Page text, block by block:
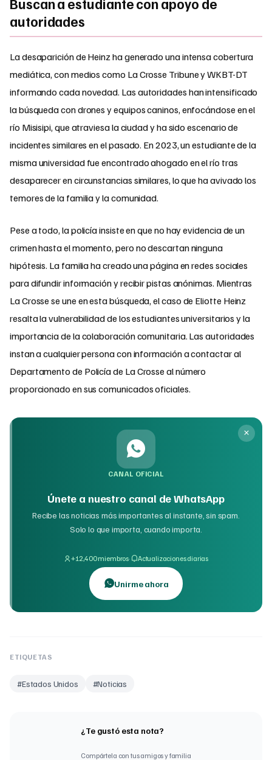
Buscan a estudiante con apoyo de
autoridades
La desaparición de Heinz ha generado una intensa cobertura
mediática, con medios como La Crosse Tribune y WKBT-DT
informando cada novedad. Las autoridades han intensificado
la búsqueda con drones y equipos caninos, enfocándose en el
río Misisipi, que atraviesa la ciudad y ha sido escenario de
incidentes similares en el pasado. En 2023, un estudiante de la
misma universidad fue encontrado ahogado en el río tras
desaparecer en circunstancias similares, lo que ha avivado los
temores de la familia y la comunidad.
Pese a todo, la policía insiste en que no hay evidencia de un
crimen hasta el momento, pero no descartan ninguna
hipótesis. La familia ha creado una página en redes sociales
para difundir información y recibir pistas anónimas. Mientras
La Crosse se une en esta búsqueda, el caso de Eliotte Heinz
resalta la vulnerabilidad de los estudiantes universitarios y la
importancia de la colaboración comunitaria. Las autoridades
instan a cualquier persona con información a contactar al
Departamento de Policía de La Crosse al número
proporcionado en sus comunicados oficiales.
CANAL OFICIAL
Únete a nuestro canal de WhatsApp
Recibe las noticias más importantes al instante, sin spam.
Solo lo que importa, cuando importa.
+12,400 miembros· Actualizaciones diarias
Unirme ahora
ETIQUETAS
#Estados Unidos #Noticias
¿Te gustó esta nota?
Compártela con tus amigos y familia